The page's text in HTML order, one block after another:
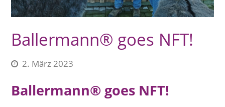
Ballermann® goes NFT!
2. März 2023
Ballermann® goes NFT!